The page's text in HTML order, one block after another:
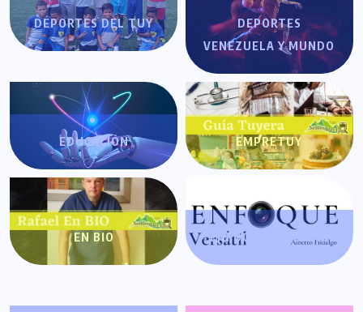
DEPORTES DEL TUY
DEPORTES
VENEZUELA Y MUNDO
EDUCACIÓN EMPRETUY
EN BIO ENFOQUE VERSÁTIL